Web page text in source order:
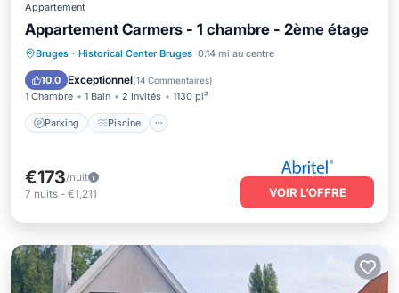
Appartement
Appartement Carmers - 1 chambre - 2ème étage
Bruges · Historical Center Bruges 0.14 mi au centre
10.0 Exceptionnel(14 Commentaires)
1 Chambre 1 Bain 2 Invités 1130 pi²
Parking Piscine
Parking Piscine
Balcon/Terrasse
Cuisine
€173/nuit
7 nuits - €1,211 VOIR L’OFFRE